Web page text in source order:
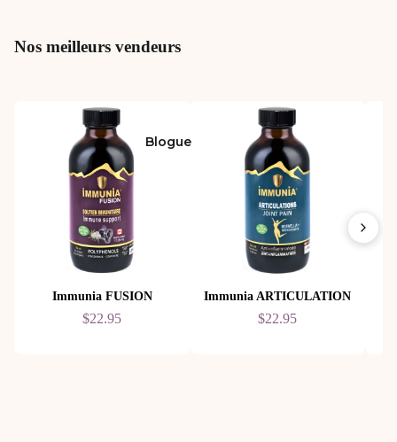
Blogue
Nos meilleurs vendeurs
Immunia FUSION
$22.95
Immunia ARTICULATION
$22.95